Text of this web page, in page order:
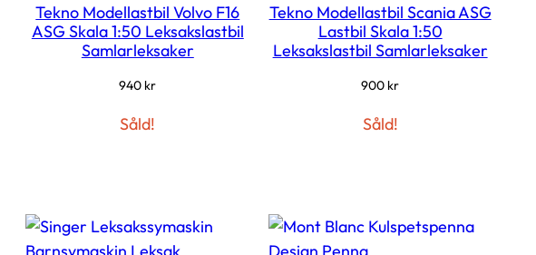
Tekno Modellastbil Volvo F16
ASG Skala 1:50 Leksakslastbil
Samlarleksaker
940 kr
Såld!
Tekno Modellastbil Scania ASG
Lastbil Skala 1:50
Leksakslastbil Samlarleksaker
900 kr
Såld!